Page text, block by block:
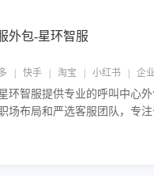
外包-星环智服
| 快手 | 淘宝 | 小红书 | 企业
环智服提供专业的呼叫中心
场布局和严选客服团队，专
音客服服务效率和质量，帮助